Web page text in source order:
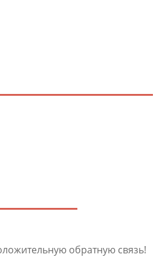
обратную связь!